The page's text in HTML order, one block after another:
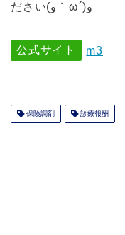
ださい(و｀ω´)و
公式サイト m3
保険調剤 診療報酬